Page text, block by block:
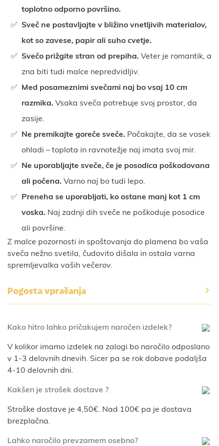
toplotno odporno površino.
Sveč ne postavljajte v bližino vnetljivih materialov,
kot so zavese, papir ali suho cvetje.
Svečo prižgite stran od prepiha.Veter je romantik, a
zna biti tudi malce nepredvidljiv.
Med posameznimi svečami naj bo vsaj 10 cm
razmika.Vsaka sveča potrebuje svoj prostor, da
zasije.
Ne premikajte goreče sveče.Počakajte, da se vosek
ohladi – toplota in ravnotežje naj imata svoj mir.
Ne uporabljajte sveče, če je posodica poškodovana
ali počena.Varno naj bo tudi lepo.
Preneha se uporabljati, ko ostane manj kot 1 cm
voska.Naj zadnji dih sveče ne poškoduje posodice
ali površine.
Z malce pozornosti in spoštovanja do plamena bo vaša
sveča nežno svetila, čudovito dišala in ostala varna
spremljevalka vaših večerov.
Pogosta vprašanja
Kako hitro lahko pričakujem naročen izdelek?
V kolikor imamo izdelek na zalogi bo naročilo odposlano
v 1-3 delovnih dnevih. Sicer pa se rok dobave podaljša
4-10 delovnih dni.
Kakšen je strošek dostave ?
Stroške dostave je 4,50€. Nad 100€ pa je dostava
brezplačna.
Lahko naročilo prevzamem osebno?